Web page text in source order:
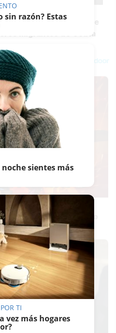
en el Gobierno salvo
a la reunión en la que se
migrantes de Ceuta
la vieja escuela ¡Cómo
sin razón? Estas
noche sientes más
TI
vez más hogares